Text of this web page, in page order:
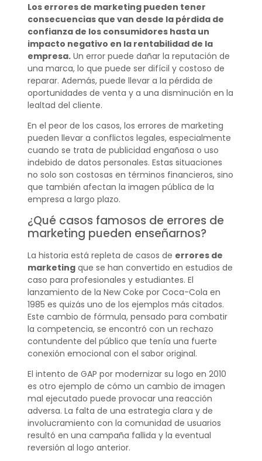
Los errores de marketing pueden tener
consecuencias que van desde la pérdida de
confianza de los consumidores hasta un
impacto negativo en la rentabilidad de la
empresa.Un error puede dañar la reputación de
una marca, lo que puede ser difícil y costoso de
reparar. Además, puede llevar a la pérdida de
oportunidades de venta y a una disminución en la
lealtad del cliente.
En el peor de los casos, los errores de marketing
pueden llevar a conflictos legales, especialmente
cuando se trata de publicidad engañosa o uso
indebido de datos personales. Estas situaciones
no solo son costosas en términos financieros, sino
que también afectan la imagen pública de la
empresa a largo plazo.
¿Qué casos famosos de errores de
marketing pueden enseñarnos?
La historia está repleta de casos de errores de
marketingque se han convertido en estudios de
caso para profesionales y estudiantes. El
lanzamiento de la New Coke por Coca-Cola en
1985 es quizás uno de los ejemplos más citados.
Este cambio de fórmula, pensado para combatir
la competencia, se encontró con un rechazo
contundente del público que tenía una fuerte
conexión emocional con el sabor original.
El intento de GAP por modernizar su logo en 2010
es otro ejemplo de cómo un cambio de imagen
mal ejecutado puede provocar una reacción
adversa. La falta de una estrategia clara y de
involucramiento con la comunidad de usuarios
resultó en una campaña fallida y la eventual
reversión al logo anterior.